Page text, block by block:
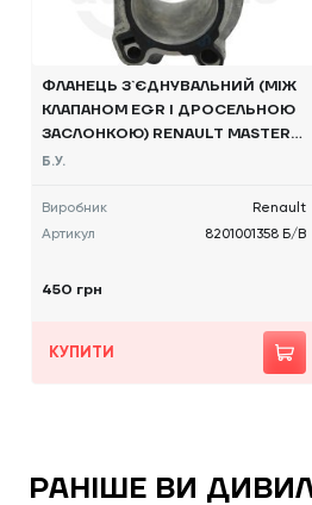
ФЛАНЕЦЬ З`ЄДНУВАЛЬНИЙ (МІЖ
КЛАПАНОМ EGR І ДРОСЕЛЬНОЮ
ЗАСЛОНКОЮ) RENAULT MASTER
(OPEL MOVANO, NISSAN NV400) 2
Б.У.
Виробник
Renault
Артикул
8201001358 Б/В
450 грн
КУПИТИ
РАНІШЕ ВИ